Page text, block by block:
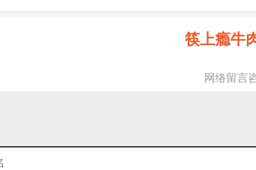
筷上瘾牛
网络留言